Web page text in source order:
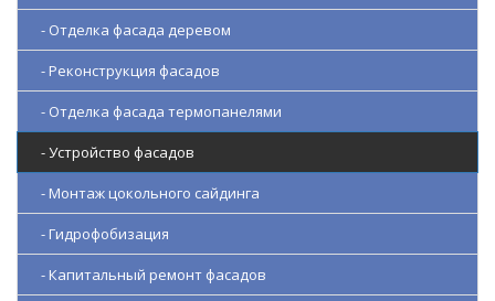
- Отделка фасада деревом
- Реконструкция фасадов
- Отделка фасада термопанелями
- Устройство фасадов
- Монтаж цокольного сайдинга
- Гидрофобизация
- Капитальный ремонт фасадов